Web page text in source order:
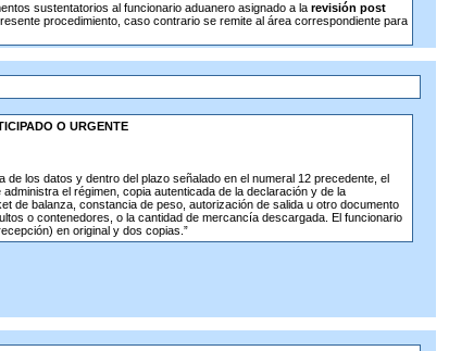
sustentatorios al funcionario aduanero asignado a la revisión post
procedimiento, caso contrario se remite al área correspondiente para
O URGENTE
de los datos y dentro del plazo señalado en el numeral 12 precedente, el
el régimen, copia autenticada de la declaración y de la
de balanza, constancia de peso, autorización de salida u otro documento
o contenedores, o la cantidad de mercancía descargada. El funcionario
en original y dos copias.”